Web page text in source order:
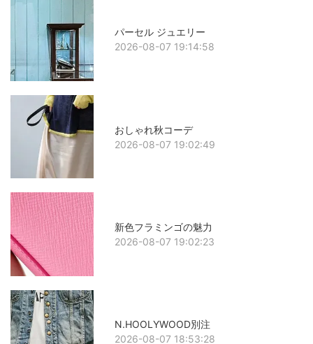
パーセル ジュエリー
2026-08-07 19:14:58
おしゃれ秋コーデ
2026-08-07 19:02:49
新色フラミンゴの魅力
2026-08-07 19:02:23
N.HOOLYWOOD別注
2026-08-07 18:53:28